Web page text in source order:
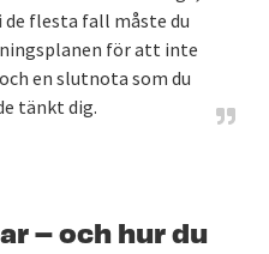
flesta fall måste du
för att inte
en slutnota som du
tänkt dig.
– och hur du